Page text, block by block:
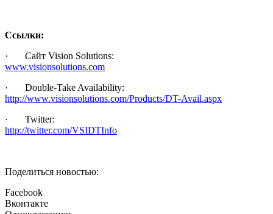
Ссылки:
· Сайт Vision Solutions:
www.visionsolutions.com
· Double-Take Availability:
http://www.visionsolutions.com/Products/DT-Avail.aspx
· Twitter:
http://twitter.com/VSIDTInfo
Поделиться новостью:
Facebook
Вконтакте